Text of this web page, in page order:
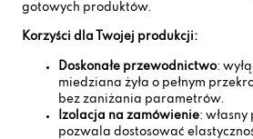
gotowych produktów.
Korzyści dla Twojej produkcji:
Doskonałe przewodnictwo:
miedziana żyła o pełnym
bez zaniżania parametrów.
Izolacja na zamówienie: własny
pozwala dostosować